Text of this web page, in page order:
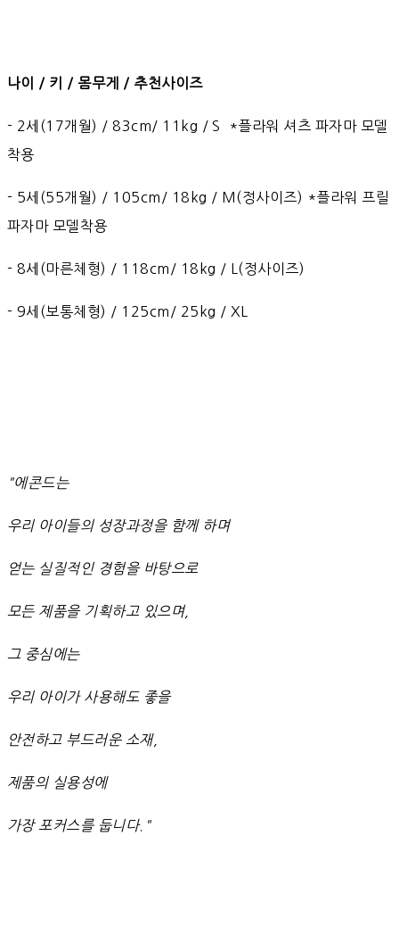
나이 / 키 / 몸무게 / 추천사이즈
- 2세(17개월) / 83cm/ 11kg / S *플라워 셔츠 파자마 모델
착용
- 5세(55개월) / 105cm/ 18kg / M(정사이즈) *플라워 프릴
파자마 모델착용
- 8세(마른체형) / 118cm/ 18kg / L(정사이즈)
- 9세(보통체형) / 125cm/ 25kg / XL
"에콘드는
우리 아이들의 성장과정을 함께 하며
얻는 실질적인 경험을 바탕으로
모든 제품을 기획하고 있으며,
그 중심에는
우리 아이가 사용해도 좋을
안전하고 부드러운 소재,
제품의 실용성에
가장 포커스를 둡니다."